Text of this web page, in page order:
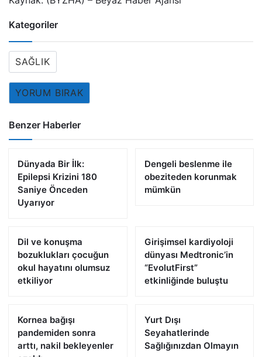
Kategoriler
SAĞLIK
YORUM BIRAK
Benzer Haberler
Dünyada Bir İlk:
Epilepsi Krizini 180
Saniye Önceden
Uyarıyor
Dengeli beslenme ile
obeziteden korunmak
mümkün
Dil ve konuşma
bozuklukları çocuğun
okul hayatını olumsuz
etkiliyor
Girişimsel kardiyoloji
dünyası Medtronic’in
“EvolutFirst”
etkinliğinde buluştu
Kornea bağışı
pandemiden sonra
arttı, nakil bekleyenler
Yurt Dışı
Seyahatlerinde
Sağlığınızdan Olmayın